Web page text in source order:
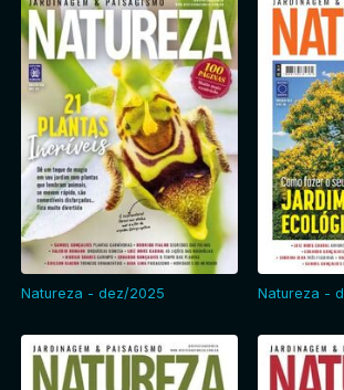
Natureza - dez/2025 Natureza -